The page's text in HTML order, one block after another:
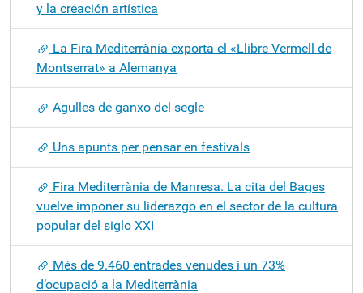
y la creación artística
La Fira Mediterrània exporta el «Llibre Vermell de
Montserrat» a Alemanya
Agulles de ganxo del segle
Uns apunts per pensar en festivals
Fira Mediterrània de Manresa. La cita del Bages
vuelve imponer su liderazgo en el sector de la cultura
popular del siglo XXI
Més de 9.460 entrades venudes i un 73%
d’ocupació a la Mediterrània